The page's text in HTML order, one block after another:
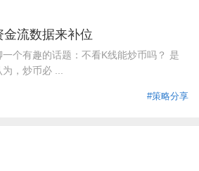
流数据来补位
个有趣的话题：不看K线能炒币吗？ 是
，炒币必 ...
#策略分享